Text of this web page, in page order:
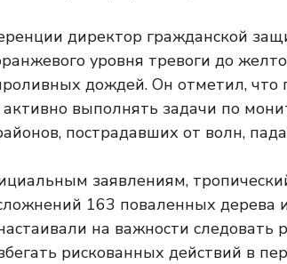
директор гражданской
уровня тревоги до
дождей. Он отметил, что
выполнять задачи по
пострадавших от волн,
заявлениям,
163 поваленных дерева
на важности следовать
рискованных действий в